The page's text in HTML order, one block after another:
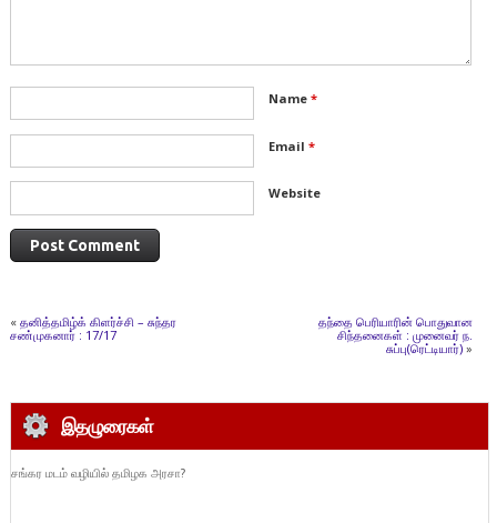
Name *
Email *
Website
« தனித்தமிழ்க் கிளர்ச்சி – சுந்தர
சண்முகனார் : 17/17
தந்தை பெரியாரின் பொதுவான
சிந்தனைகள் : முனைவர் ந.
சுப்பு(ரெட்டியார்)»
இதழுரைகள்
சங்கர மடம் வழியில் தமிழக அரசா?